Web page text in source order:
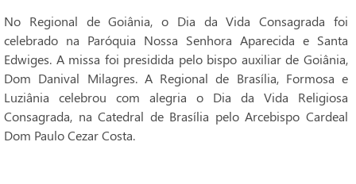
No Regional de Goiânia, o Dia da Vida Consagrada foi
celebrado na Paróquia Nossa Senhora Aparecida e Santa
Edwiges. A missa foi presidida pelo bispo auxiliar de Goiânia,
Dom Danival Milagres. A Regional de Brasília, Formosa e
Luziânia celebrou com alegria o Dia da Vida Religiosa
Consagrada, na Catedral de Brasília pelo Arcebispo Cardeal
Dom Paulo Cezar Costa.